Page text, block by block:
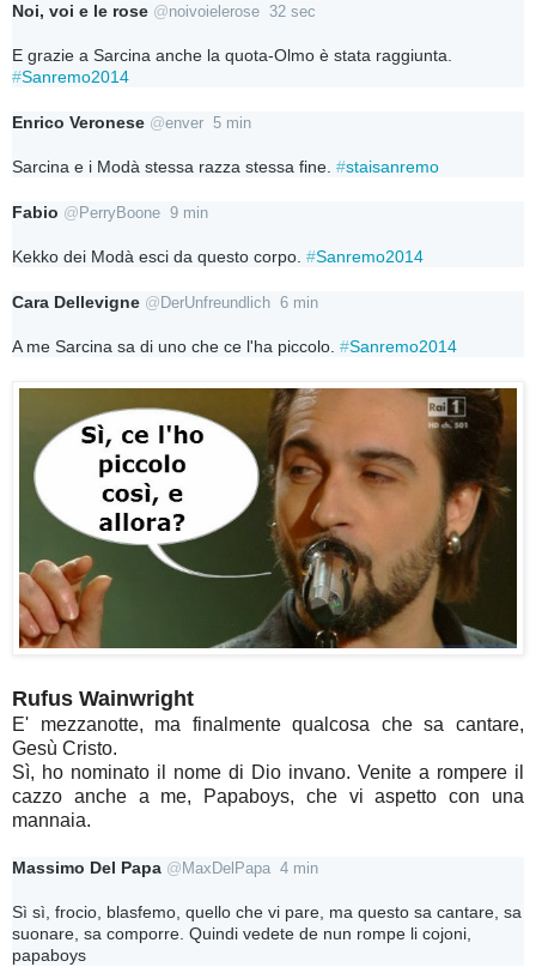
Noi, voi e le rose @noivoielerose 32 sec
#Sanremo2014
Enrico Veronese @enver 5 min
Sarcina e i Modà stessa razza stessa fine. #staisanremo
Fabio @ PerryBoone 9 min
Kekko dei Modà esci da questo corpo. #Sanremo2014
Cara Dellevigne @ DerUnfreundlich 6 min
A me Sarcina sa di uno che ce l'ha piccolo. #Sanremo2014
Rufus Wainwright
E' mezzanotte, ma finalmente qualcosa che sa cantare,
Gesù Cristo.
Sì, ho nominato il nome di Dio invano. Venite a rompere il
cazzo anche a me, Papaboys, che vi aspetto con una
mannaia.
Massimo Del Papa @ MaxDelPapa 4 min
Sì sì, frocio, blasfemo, quello che vi pare, ma questo sa cantare, sa
suonare, sa comporre. Quindi vedete de nun rompe li cojoni,
papaboys